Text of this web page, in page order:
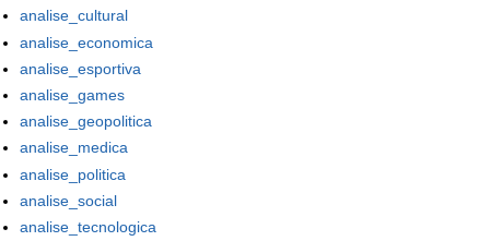
analise_cultural
analise_economica
analise_esportiva
analise_games
analise_geopolitica
analise_medica
analise_politica
analise_social
analise_tecnologica